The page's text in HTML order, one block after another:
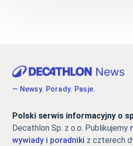
— Newsy. Porady. Pasje.
Polski serwis informacyjny o
Decathlon Sp. z o.o. Publikujemy
wywiady i poradniki z czterech